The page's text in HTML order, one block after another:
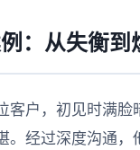
：从失衡到
客户，初见时满脸
。经过深度沟通，